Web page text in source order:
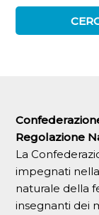
Regolazione
La
impegnati
naturale della
insegnanti dei